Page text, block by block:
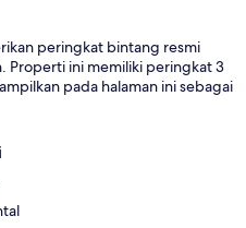
peringkat bintang resmi
Properti ini memiliki peringkat 3
pada halaman ini sebagai